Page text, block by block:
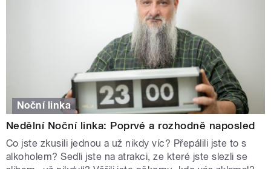
Noční linka
Nedělní Noční linka: Poprvé a rozhodně naposled
Co jste zkusili jednou a už nikdy víc? Přepálili jste to s
alkoholem? Sedli jste na atrakci, ze které jste slezli se